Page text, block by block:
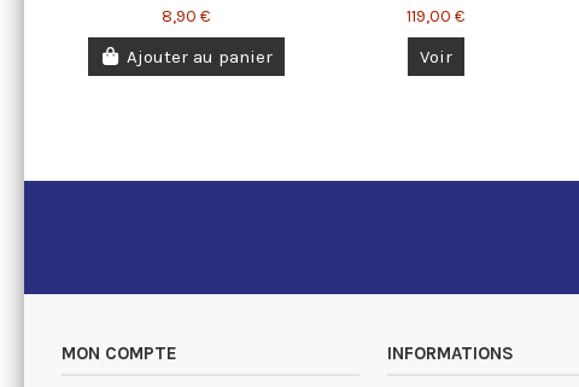
8,90 €
Ajouter au panier
119,00 €
Voir
MON COMPTE INFORMATIONS